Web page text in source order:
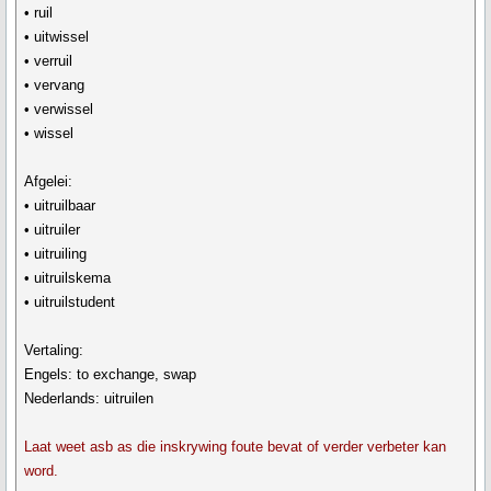
• ruil
• uitwissel
• verruil
• vervang
• verwissel
• wissel
Afgelei:
• uitruilbaar
• uitruiler
• uitruiling
• uitruilskema
• uitruilstudent
Vertaling:
Engels: to exchange, swap
Nederlands: uitruilen
Laat weet asb as die inskrywing foute bevat of verder verbeter kan
word.